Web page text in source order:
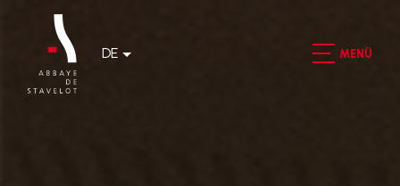
DE MENÜ